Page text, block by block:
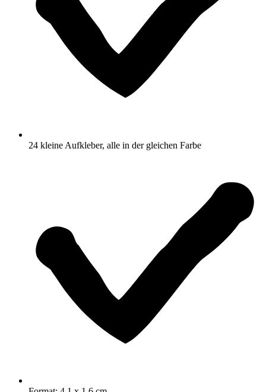
24 kleine Aufkleber, alle in der gleichen Farbe